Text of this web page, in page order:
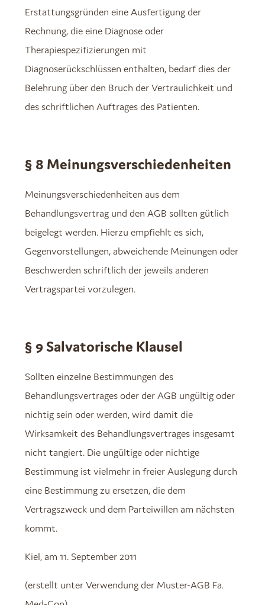
Erstattungsgründen eine Ausfertigung der
Rechnung, die eine Diagnose oder
Therapiespezifizierungen mit
Diagnoserückschlüssen enthalten, bedarf dies der
Belehrung über den Bruch der Vertraulichkeit und
des schriftlichen Auftrages des Patienten.
§ 8 Meinungsverschiedenheiten
Meinungsverschiedenheiten aus dem
Behandlungsvertrag und den AGB sollten gütlich
beigelegt werden. Hierzu empfiehlt es sich,
Gegenvorstellungen, abweichende Meinungen oder
Beschwerden schriftlich der jeweils anderen
Vertragspartei vorzulegen.
§ 9 Salvatorische Klausel
Sollten einzelne Bestimmungen des
Behandlungsvertrages oder der AGB ungültig oder
nichtig sein oder werden, wird damit die
Wirksamkeit des Behandlungsvertrages insgesamt
nicht tangiert. Die ungültige oder nichtige
Bestimmung ist vielmehr in freier Auslegung durch
eine Bestimmung zu ersetzen, die dem
Vertragszweck und dem Parteiwillen am nächsten
kommt.
Kiel, am 11. September 2011
(erstellt unter Verwendung der Muster-AGB Fa.